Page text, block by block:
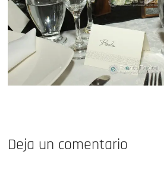
Deja un comentario